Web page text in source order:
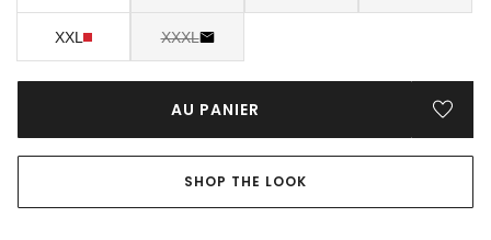
XXL XXXL
AU PANIER
SHOP THE LOOK